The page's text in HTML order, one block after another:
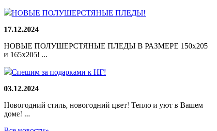
НОВЫЕ ПОЛУШЕРСТЯНЫЕ ПЛЕДЫ!
17.12.2024
НОВЫЕ ПОЛУШЕРСТЯНЫЕ ПЛЕДЫ В РАЗМЕРЕ 150х205
и 165х205! ...
Спешим за подарками к НГ!
03.12.2024
Новогодний стиль, новогодний цвет! Тепло и уют в Вашем
доме! ...